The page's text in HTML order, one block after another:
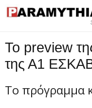
Το preview
της Α1
Το πρόγραμμα